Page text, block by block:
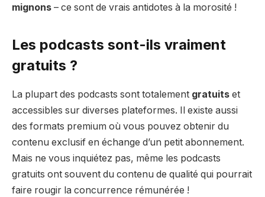
mignons – ce sont de vrais antidotes à la morosité !
Les podcasts sont-ils vraiment
gratuits ?
La plupart des podcasts sont totalement gratuits et
accessibles sur diverses plateformes. Il existe aussi
des formats premium où vous pouvez obtenir du
contenu exclusif en échange d’un petit abonnement.
Mais ne vous inquiétez pas, même les podcasts
gratuits ont souvent du contenu de qualité qui pourrait
faire rougir la concurrence rémunérée !